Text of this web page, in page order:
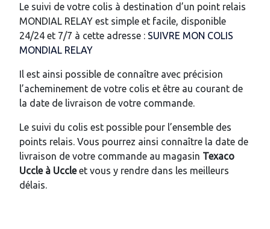
Le suivi de votre colis à destination d’un point relais
MONDIAL RELAY est simple et facile, disponible
24/24 et 7/7 à cette adresse : SUIVRE MON COLIS
MONDIAL RELAY
Il est ainsi possible de connaître avec précision
l’acheminement de votre colis et être au courant de
la date de livraison de votre commande.
Le suivi du colis est possible pour l’ensemble des
points relais. Vous pourrez ainsi connaître la date de
livraison de votre commande au magasin Texaco
Uccleà Uccleet vous y rendre dans les meilleurs
délais.